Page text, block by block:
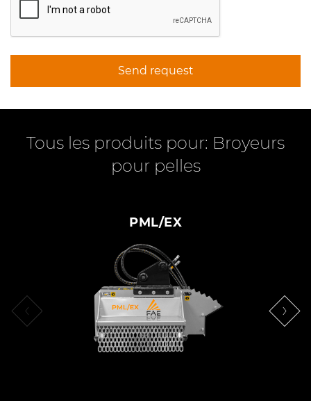
Send request
Tous les produits pour: Broyeurs
pour pelles
PML/EX